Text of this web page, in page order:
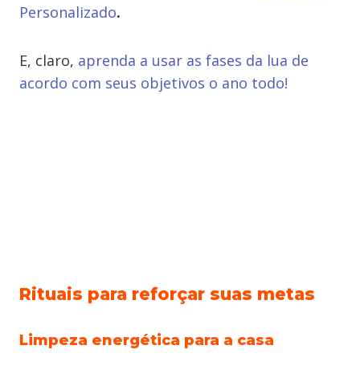
Personalizado.
E, claro, aprenda a usar as fases da lua de
acordo com seus objetivos o ano todo!
Rituais para reforçar suas metas
Limpeza energética para a casa